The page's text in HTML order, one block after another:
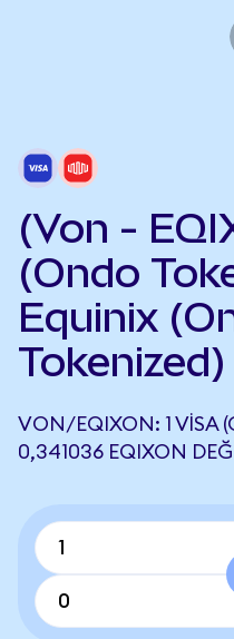
(Von -
(Ondo
Equinix
VON/EQIXON: 1 VISA
0,341036 EQIXON